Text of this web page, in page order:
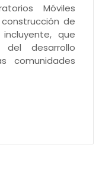
Móviles
de
que
desarrollo
comunidades